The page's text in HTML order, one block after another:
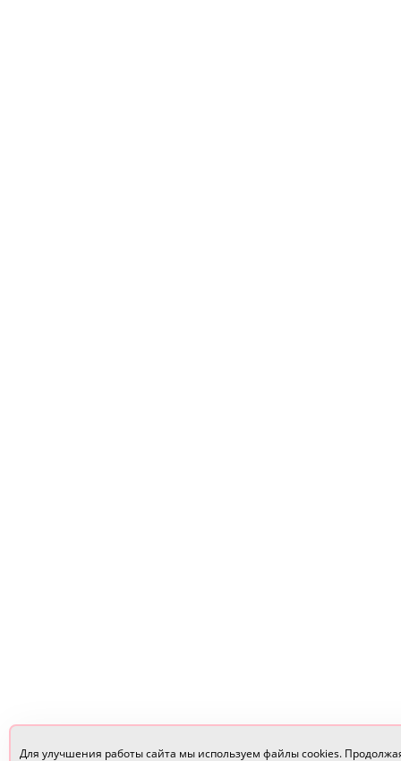
Для улучшения работы сайта мы используем файлы cookies.